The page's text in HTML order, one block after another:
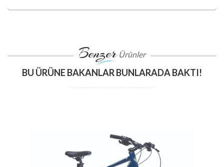
Benzer Ürünler
BU ÜRÜNE BAKANLAR BUNLARADA BAKTI!